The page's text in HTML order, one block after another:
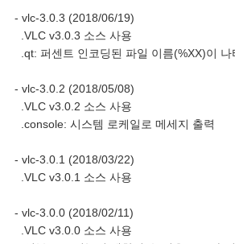
- vlc-3.0.3 (2018/06/19)
.VLC v3.0.3 소스 사용
.qt: 퍼센트 인코딩된 파일 이름(%XX)이 나
- vlc-3.0.2 (2018/05/08)
.VLC v3.0.2 소스 사용
.console: 시스템 로케일로 메세지 출력
- vlc-3.0.1 (2018/03/22)
.VLC v3.0.1 소스 사용
- vlc-3.0.0 (2018/02/11)
.VLC v3.0.0 소스 사용